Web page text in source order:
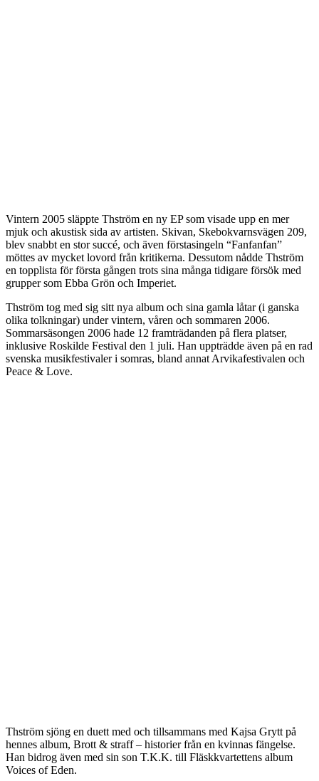
Vintern 2005 släppte Thström en ny EP som visade upp en mer
mjuk och akustisk sida av artisten. Skivan, Skebokvarnsvägen 209,
blev snabbt en stor succé, och även förstasingeln “Fanfanfan”
möttes av mycket lovord från kritikerna. Dessutom nådde Thström
en topplista för första gången trots sina många tidigare försök med
grupper som Ebba Grön och Imperiet.
Thström tog med sig sitt nya album och sina gamla låtar (i ganska
olika tolkningar) under vintern, våren och sommaren 2006.
Sommarsäsongen 2006 hade 12 framträdanden på flera platser,
inklusive Roskilde Festival den 1 juli. Han uppträdde även på en rad
svenska musikfestivaler i somras, bland annat Arvikafestivalen och
Peace & Love.
Thström sjöng en duett med och tillsammans med Kajsa Grytt på
hennes album, Brott & straff – historier från en kvinnas fängelse.
Han bidrog även med sin son T.K.K. till Fläskkvartettens album
Voices of Eden.